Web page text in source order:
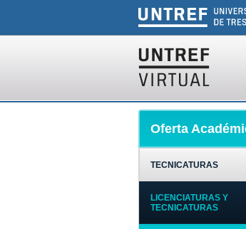
Oferta
TECNICATURAS
LICENCIATURAS Y
TECNICATURAS